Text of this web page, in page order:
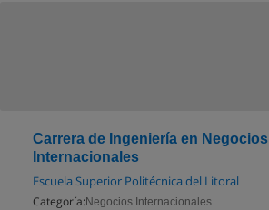
Carrera de Ingeniería en Negocios
Internacionales
Escuela Superior Politécnica del Litoral
Categoría: Negocios Internacionales